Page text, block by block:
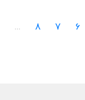
6
7
8
...